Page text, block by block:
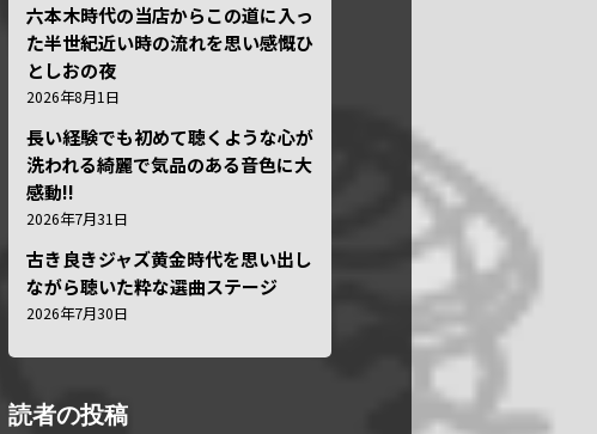
六本木時代の当店からこの道に入っ
た半世紀近い時の流れを思い感慨ひ
としおの夜
2026年8月1日
長い経験でも初めて聴くような心が
洗われる綺麗で気品のある音色に大
感動!!
2026年7月31日
古き良きジャズ黄金時代を思い出し
ながら聴いた粋な選曲ステージ
2026年7月30日
読者の投稿